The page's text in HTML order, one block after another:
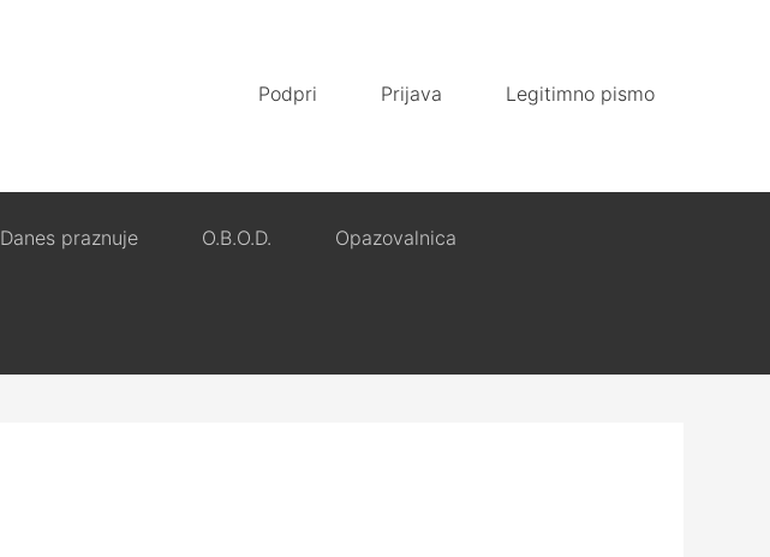
Podpri Prijava Legitimno pismo
Danes praznuje O.B.O.D. Opazovalnica